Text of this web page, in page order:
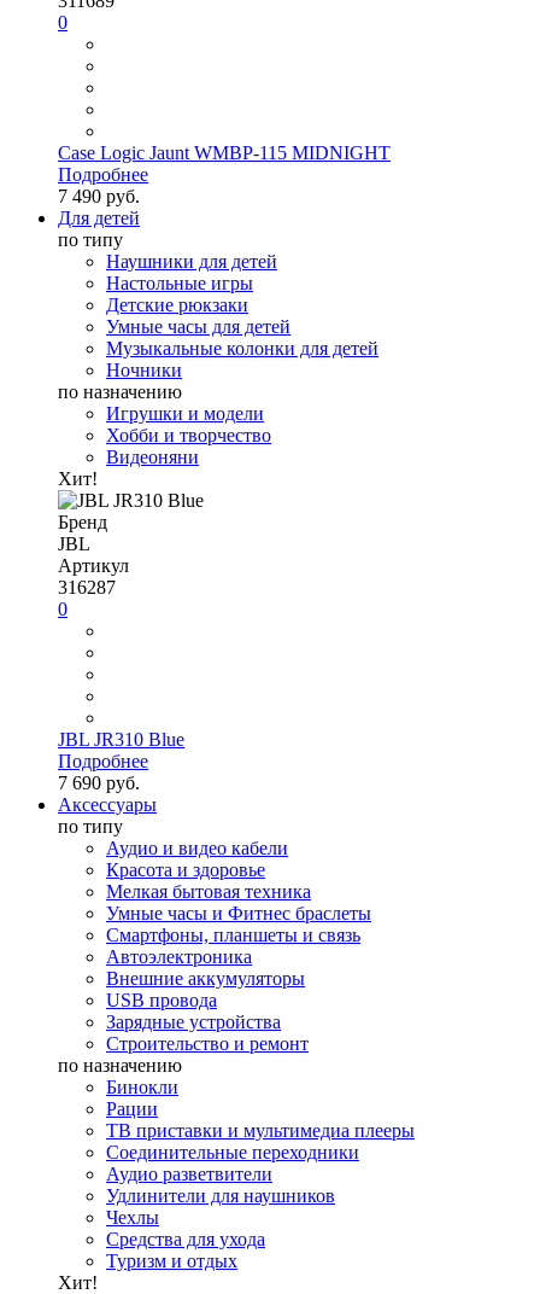
0
Case Logic Jaunt WMBP-115 MIDNIGHT
Подробнее
7 490 руб.
Для детей
по типу
Наушники для детей
Настольные игры
Детские рюкзаки
Умные часы для детей
Музыкальные колонки для детей
Ночники
по назначению
Игрушки и модели
Хобби и творчество
Видеоняни
Хит!
Бренд
JBL
Артикул
316287
0
JBL JR310 Blue
Подробнее
7 690 руб.
Аксессуары
по типу
Аудио и видео кабели
Красота и здоровье
Мелкая бытовая техника
Умные часы и Фитнес браслеты
Смартфоны, планшеты и связь
Автоэлектроника
Внешние аккумуляторы
USB провода
Зарядные устройства
Строительство и ремонт
по назначению
Бинокли
Рации
ТВ приставки и мультимедиа плееры
Соединительные переходники
Аудио разветвители
Удлинители для наушников
Чехлы
Средства для ухода
Туризм и отдых
Хит!